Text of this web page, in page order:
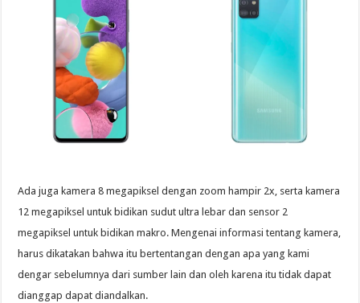
Ada juga kamera 8 megapiksel dengan zoom hampir 2x, serta kamera
12 megapiksel untuk bidikan sudut ultra lebar dan sensor 2
megapiksel untuk bidikan makro. Mengenai informasi tentang kamera,
harus dikatakan bahwa itu bertentangan dengan apa yang kami
dengar sebelumnya dari sumber lain dan oleh karena itu tidak dapat
dianggap dapat diandalkan.